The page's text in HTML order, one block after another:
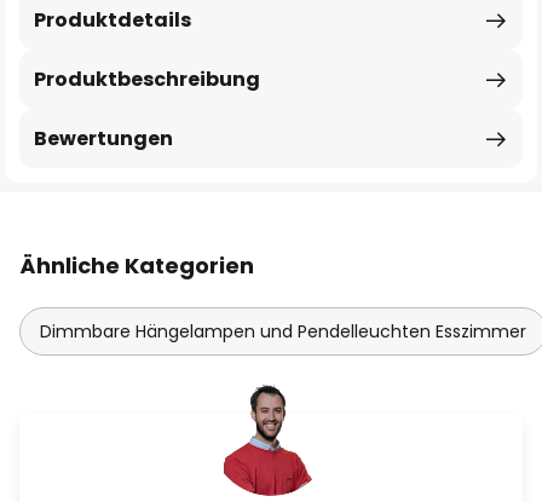
Produktbeschreibung
Produktdetails
Bewertungen
Ähnliche Kategorien
Dimmbare Hängelampen und Pendelleuchten Esszimmer